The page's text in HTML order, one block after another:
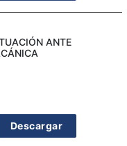
ANTE
Descargar